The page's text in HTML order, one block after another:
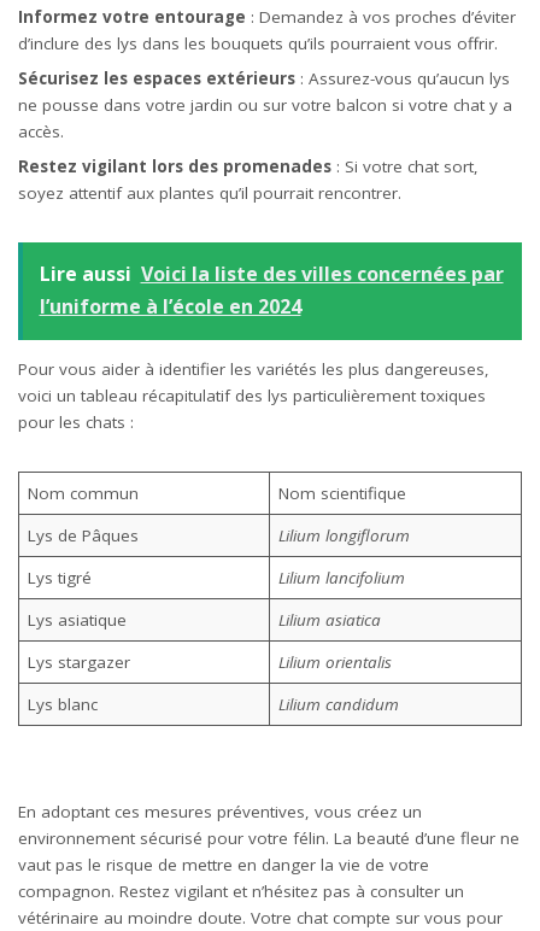
Informez votre entourage : Demandez à vos proches d’éviter
d’inclure des lys dans les bouquets qu’ils pourraient vous offrir.
Sécurisez les espaces extérieurs : Assurez-vous qu’aucun lys
ne pousse dans votre jardin ou sur votre balcon si votre chat y a
accès.
Restez vigilant lors des promenades : Si votre chat sort,
soyez attentif aux plantes qu’il pourrait rencontrer.
Lire aussi Voici la liste des villes concernées par
l’uniforme à l’école en 2024
Pour vous aider à identifier les variétés les plus dangereuses,
voici un tableau récapitulatif des lys particulièrement toxiques
pour les chats :
Nom commun
Nom scientifique
Lys de Pâques
Lilium longiflorum
Lys tigré
Lilium lancifolium
Lys asiatique
Lilium asiatica
Lys stargazer
Lilium orientalis
Lys blanc
Lilium candidum
En adoptant ces mesures préventives, vous créez un
environnement sécurisé pour votre félin. La beauté d’une fleur ne
vaut pas le risque de mettre en danger la vie de votre
compagnon. Restez vigilant et n’hésitez pas à consulter un
vétérinaire au moindre doute. Votre chat compte sur vous pour